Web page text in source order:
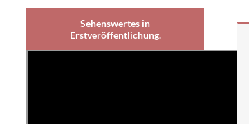
Sehenswertes in
Erstveröffentlichung.